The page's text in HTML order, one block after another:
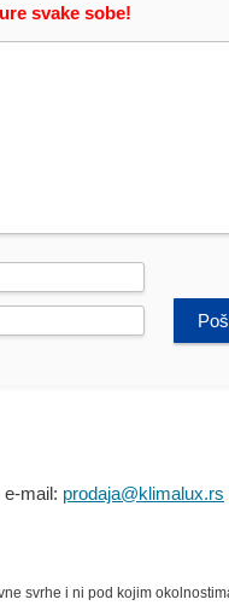
svake sobe!
e-mail: prodaja@klimalux.rs
svrhe i ni pod kojim